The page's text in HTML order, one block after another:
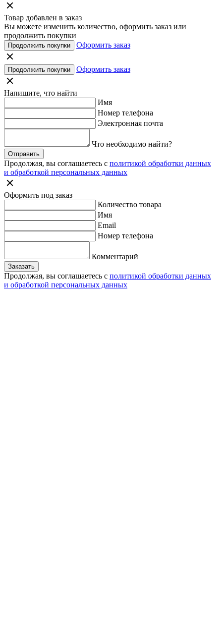
Товар добавлен в заказ
Вы можете изменить количество, оформить заказ или
продолжить покупки
Продолжить покупки Оформить заказ
Продолжить покупки Оформить заказ
Напишите, что найти
Имя
Номер телефона
Электронная почта
Что необходимо найти?
Отправить
Продолжая, вы соглашаетесь с политикой обработки данных
и обработкой персональных данных
Оформить под заказ
Количество товара
Имя
Email
Номер телефона
Комментарий
Заказать
Продолжая, вы соглашаетесь с политикой обработки данных
и обработкой персональных данных